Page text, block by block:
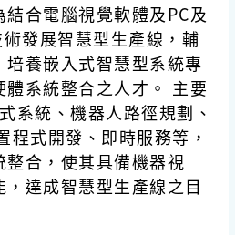
合電腦視覺軟體及PC及
發展智慧型生產線，輔
養嵌入式智慧型系統專
系統整合之人才。 主要
系統、機器人路徑規劃、
程式開發、即時服務等，
合，使其具備機器視
達成智慧型生產線之目